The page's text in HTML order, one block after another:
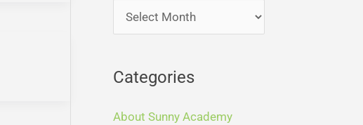
Categories
About Sunny Academy